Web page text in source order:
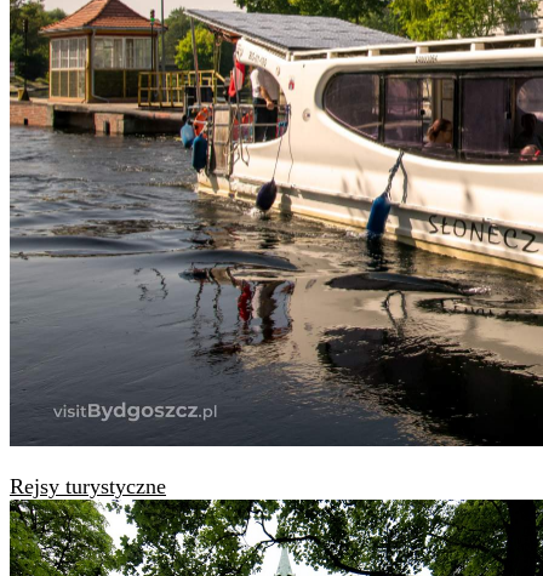
Rejsy turystyczne